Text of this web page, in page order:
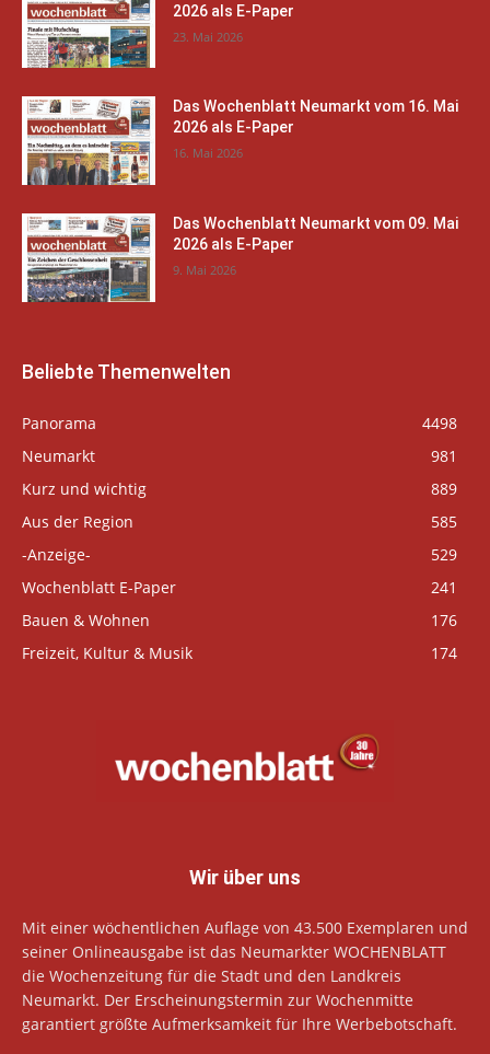
2026 als E-Paper
23. Mai 2026
Das Wochenblatt Neumarkt vom 16. Mai
2026 als E-Paper
16. Mai 2026
Das Wochenblatt Neumarkt vom 09. Mai
2026 als E-Paper
9. Mai 2026
Beliebte Themenwelten
Panorama
4498
Neumarkt
981
Kurz und wichtig
889
Aus der Region
585
-Anzeige-
529
Wochenblatt E-Paper
241
Bauen & Wohnen
176
Freizeit, Kultur & Musik
174
Wir über uns
Mit einer wöchentlichen Auflage von 43.500 Exemplaren und
seiner Onlineausgabe ist das Neumarkter WOCHENBLATT
die Wochenzeitung für die Stadt und den Landkreis
Neumarkt. Der Erscheinungstermin zur Wochenmitte
garantiert größte Aufmerksamkeit für Ihre Werbebotschaft.